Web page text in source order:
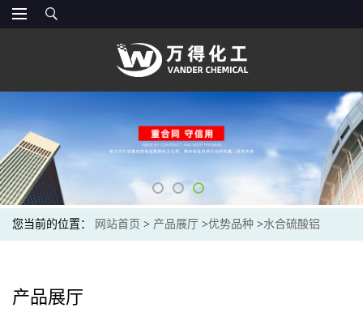
您当前的位置： 网站首页 > 产品展厅 >优势品种 >水合硫酸铝
产品展厅